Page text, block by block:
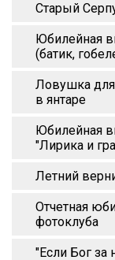
Старый
Юбилейная
(батик,
Ловушка
в янтаре
Юбилейная
"Лирика и
Летний
Отчетная
фотоклуба
"Если Бог за